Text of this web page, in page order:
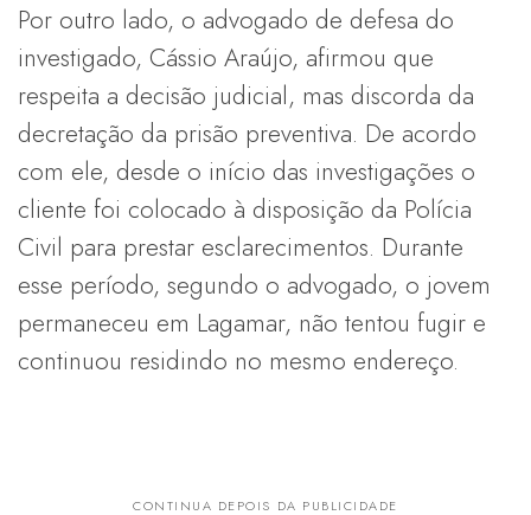
Por outro lado, o advogado de defesa do
investigado, Cássio Araújo, afirmou que
respeita a decisão judicial, mas discorda da
decretação da prisão preventiva. De acordo
com ele, desde o início das investigações o
cliente foi colocado à disposição da Polícia
Civil para prestar esclarecimentos. Durante
esse período, segundo o advogado, o jovem
permaneceu em Lagamar, não tentou fugir e
continuou residindo no mesmo endereço.